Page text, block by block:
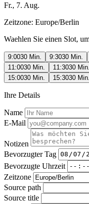
Fr., 7. Aug.
Zeitzone: Europe/Berlin
Waehlen Sie einen Slot,
9:0030 Min. 9:3030 Min.
11:0030 Min. 11:3030 Min.
15:0030 Min. 15:3030 Min.
Ihre Details
Name
E-Mail
Notizen
Bevorzugter Tag
Bevorzugte Uhrzeit
Zeitzone
Source path
Source title